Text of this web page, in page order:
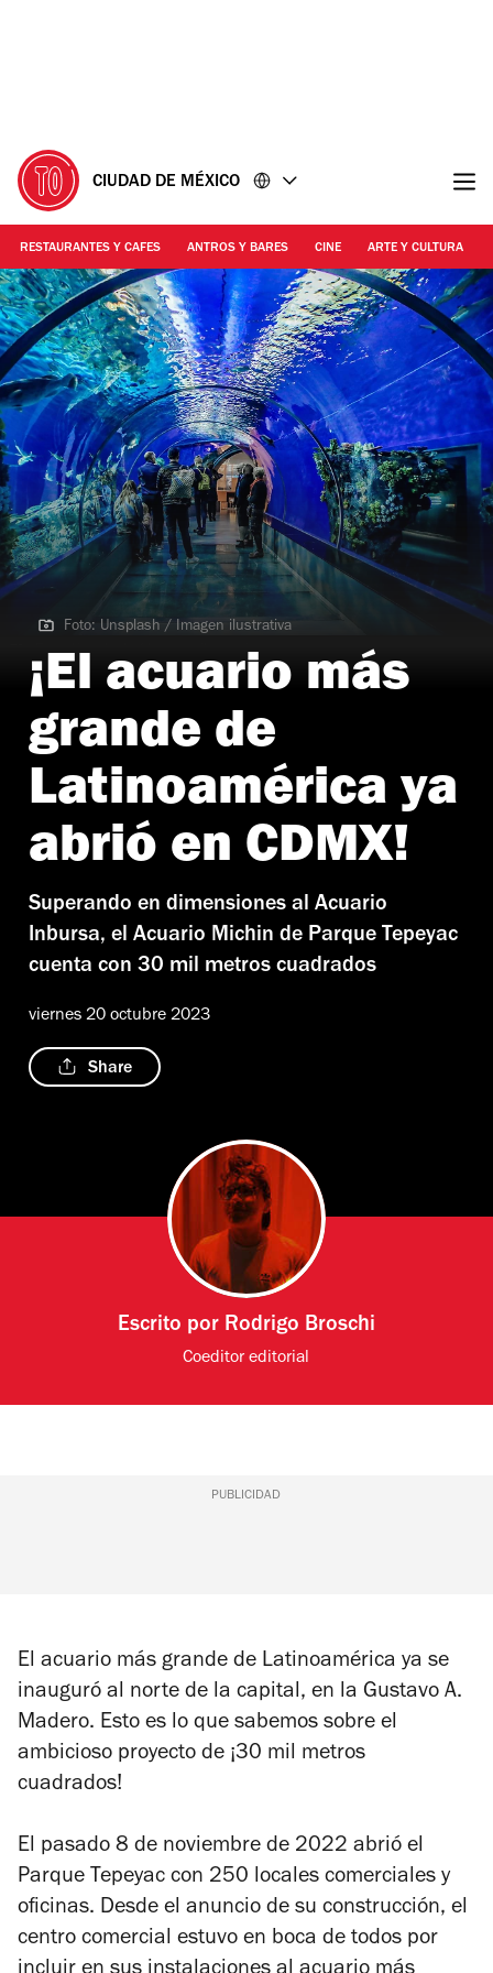
CIUDAD DE MÉXICO
RESTAURANTES Y CAFES ANTROS Y BARES CINE ARTE Y CULTURA
Foto: Unsplash / Imagen ilustrativa
Foto: Unsplash / Imagen ilustrativa
¡El acuario más
grande de
Latinoamérica ya
abrió en CDMX!
Superando en dimensiones al Acuario
Inbursa, el Acuario Michin de Parque Tepeyac
cuenta con 30 mil metros cuadrados
viernes 20 octubre 2023
Share
Escrito por Rodrigo Broschi
Coeditor editorial
PUBLICIDAD
El acuario más grande de Latinoamérica ya se
inauguró al norte de la capital, en la Gustavo A.
Madero. Esto es lo que sabemos sobre el
ambicioso proyecto de ¡30 mil metros
cuadrados!
El pasado 8 de noviembre de 2022 abrió el
Parque Tepeyac con 250 locales comerciales y
oficinas. Desde el anuncio de su construcción, el
centro comercial estuvo en boca de todos por